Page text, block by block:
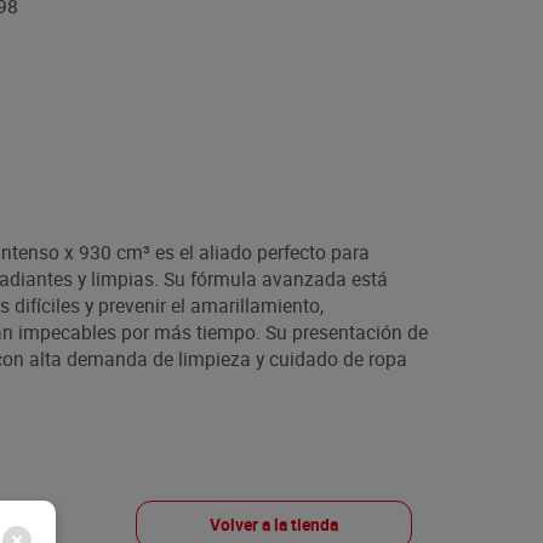
x 930 cm³ es el aliado perfecto para
y limpias. Su fórmula avanzada está
difíciles y prevenir el amarillamiento,
impecables por más tiempo. Su presentación de
alta demanda de limpieza y cuidado de ropa
Volver a la tienda